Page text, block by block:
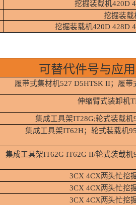
挖掘装载机420D
挖掘装载
挖掘装载机420D 428D
可替代件号与应
履带式集材机527 D5HTSK II；履带
伸缩臂式装卸机
集成工具架IT28G;轮式装载机
集成工具架IT62H；轮式装载机
集成工具架IT62G IT62G II/轮式装载机
3CX 4CX两头忙挖
3CX 4CX两头忙挖
3CX 4CX两头忙挖